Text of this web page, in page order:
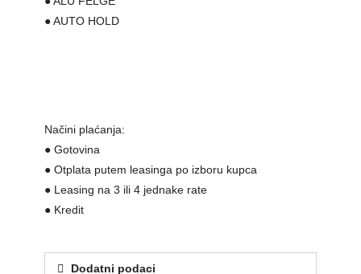
● AUTO HOLD
Načini plaćanja:
● Gotovina
● Otplata putem leasinga po izboru kupca
● Leasing na 3 ili 4 jednake rate
● Kredit
Dodatni podaci